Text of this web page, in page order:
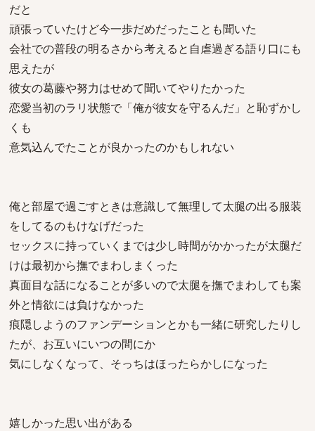
だと
頑張っていたけど今一歩だめだったことも聞いた
会社での普段の明るさから考えると自虐過ぎる語り口にも
思えたが
彼女の葛藤や努力はせめて聞いてやりたかった
恋愛当初のラリ状態で「俺が彼女を守るんだ」と恥ずかし
くも
意気込んでたことが良かったのかもしれない
俺と部屋で過ごすときは意識して無理して太腿の出る服装
をしてるのもけなげだった
セックスに持っていくまでは少し時間がかかったが太腿だ
けは最初から撫でまわしまくった
真面目な話になることが多いので太腿を撫でまわしても案
外と情欲には負けなかった
痕隠しようのファンデーションとかも一緒に研究したりし
たが、お互いにいつの間にか
気にしなくなって、そっちはほったらかしになった
嬉しかった思い出がある